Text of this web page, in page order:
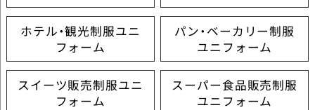
ホテル・観光制服ユニ
フォーム
パン・ベーカリー制服
ユニフォーム
スイーツ販売制服ユニ
フォーム
スーパー食品販売制服
ユニフォーム